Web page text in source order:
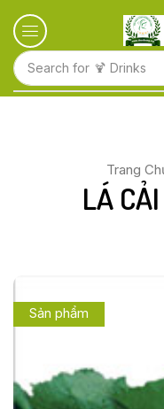
Search for 🍋 Fruits
Trang
LÁ
Sản phẩm